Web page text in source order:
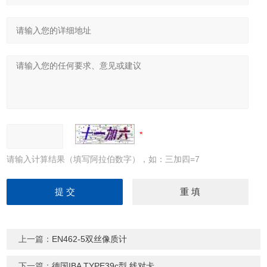
请输入计算结果（填写阿拉伯数字），如：三加四=7
上一篇： EN462-5双丝像质计